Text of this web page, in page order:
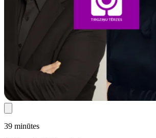
39 minūtes